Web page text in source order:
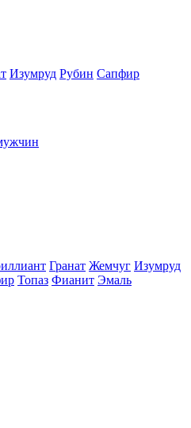
Изумруд Рубин Сапфир
Гранат Жемчуг Изумруд
Топаз Фианит Эмаль